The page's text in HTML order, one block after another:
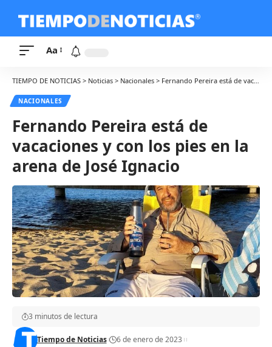
Aa
TIEMPO DE NOTICIAS > Noticias > Nacionales > Fernando Pereira está de vacaciones y con los pies en la arena de José Ignacio
NACIONALES
Fernando Pereira está de
vacaciones y con los pies en la
arena de José Ignacio
Tiempo de Noticias 6 de enero de 2023
3 minutos de lectura